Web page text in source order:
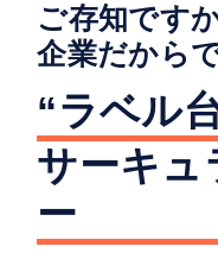
ご存知です
企業だから
“ラベル
サーキュ
ー